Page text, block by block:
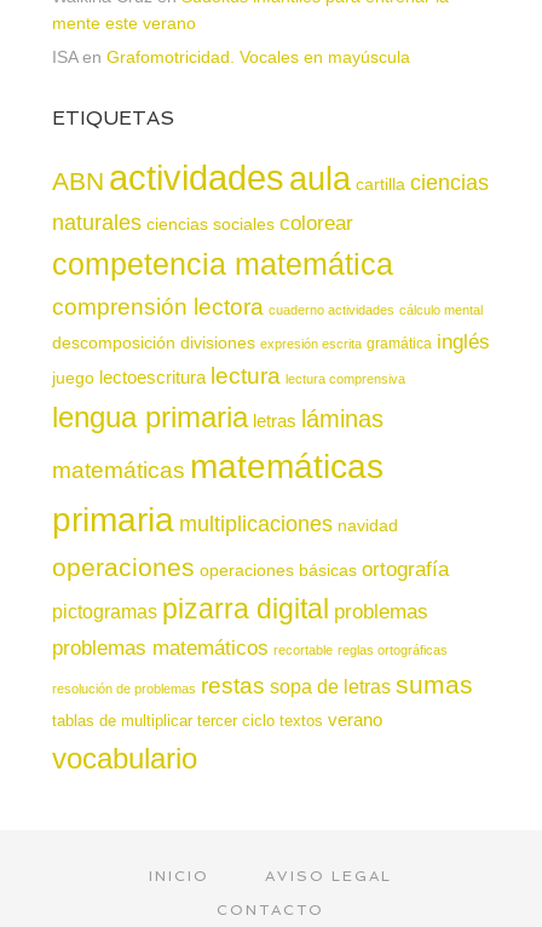
mente este verano
ISAen Grafomotricidad. Vocales en mayúscula
ETIQUETAS
ABN actividadesaula cartilla ciencias
naturales ciencias sociales colorear
competencia matemática
comprensión lectora cuaderno actividades cálculo mental
descomposición divisiones expresión escrita gramática inglés
juego lectoescritura lectura lectura comprensiva
lengua primaria letras láminas
matemáticas matemáticas
primaria multiplicaciones navidad
operaciones operaciones básicas ortografía
pictogramas pizarra digital problemas
problemas matemáticos recortable reglas ortográficas
resolución de problemas restas sopa de letras sumas
tablas de multiplicar tercer ciclo textos verano
vocabulario
INICIO
AVISO LEGAL
CONTACTO